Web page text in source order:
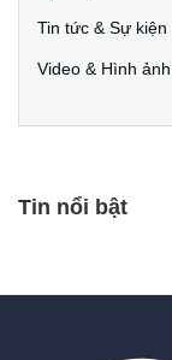
Tin tức & Sự kiện
Video & Hình ảnh
Tin nổi bật